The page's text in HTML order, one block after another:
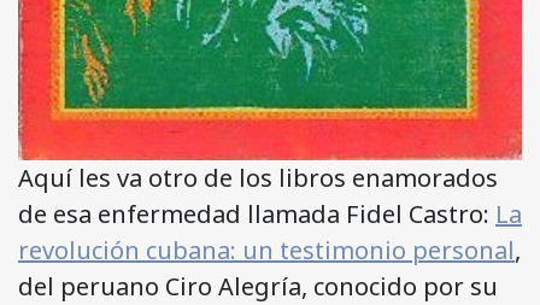
Aquí les va otro de los libros enamorados
de esa enfermedad llamada Fidel Castro: La
revolución cubana: un testimonio personal,
del peruano Ciro Alegría, conocido por su